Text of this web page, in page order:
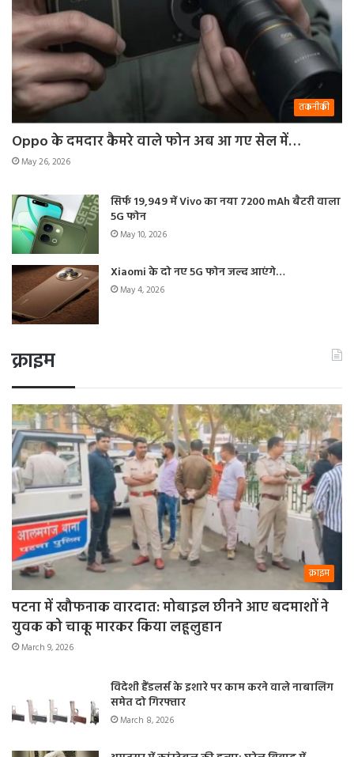
तकनीकी
Oppo के दमदार कैमरे वाले फोन अब आ गए सेल में…
May 26, 2026
सिर्फ 19,949 में Vivo का नया 7200 mAh बैटरी वाला
5G फोन
May 10, 2026
Xiaomi के दो नए 5G फोन जल्द आएंगे…
May 4, 2026
क्राइम
क्राइम
पटना में खौफनाक वारदात: मोबाइल छीनने आए बदमाशों ने
युवक को चाकू मारकर किया लहूलुहान
March 9, 2026
विदेशी हैंडलर्स के इशारे पर काम करने वाले नाबालिग
समेत दो गिरफ्तार
March 8, 2026